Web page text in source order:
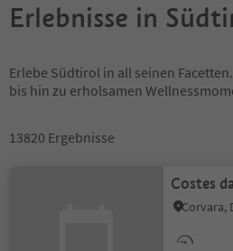
Erlebnisse in
Erlebe Südtirol in all seinen
bis hin zu erholsamen
13820 Ergebnisse
Costes
Corvara,